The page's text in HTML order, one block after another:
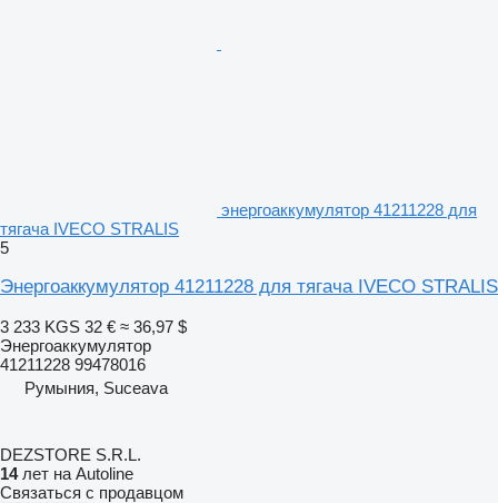
энергоаккумулятор 41211228 для
тягача IVECO STRALIS
5
Энергоаккумулятор 41211228 для тягача IVECO STRALIS
3 233 KGS 32 € ≈ 36,97 $
Энергоаккумулятор
41211228 99478016
Румыния, Suceava
DEZSTORE S.R.L.
14лет на Autoline
Связаться с продавцом